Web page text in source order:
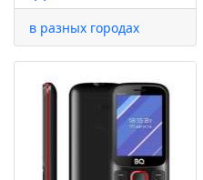
в разных городах